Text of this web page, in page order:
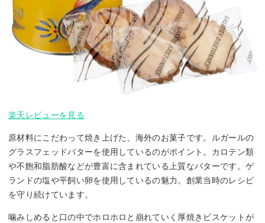
楽天レビューを見る
原材料にこだわって焼き上げた、海外のお菓子です。ルガールの
グラスフェッドバターを使用しているのがポイント。カロテン類
や不飽和脂肪酸などが豊富に含まれている上質なバターです。ゲ
ランドの塩や平飼い卵を使用しているの魅力。創業当時のレシピ
を守り続けています。
噛みしめると口の中でホロホロと崩れていく厚焼きビスケットが